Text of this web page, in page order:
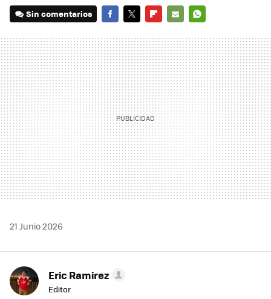
Sin comentarios
MAIL
21 Junio 2026
Eric Ramirez
Editor